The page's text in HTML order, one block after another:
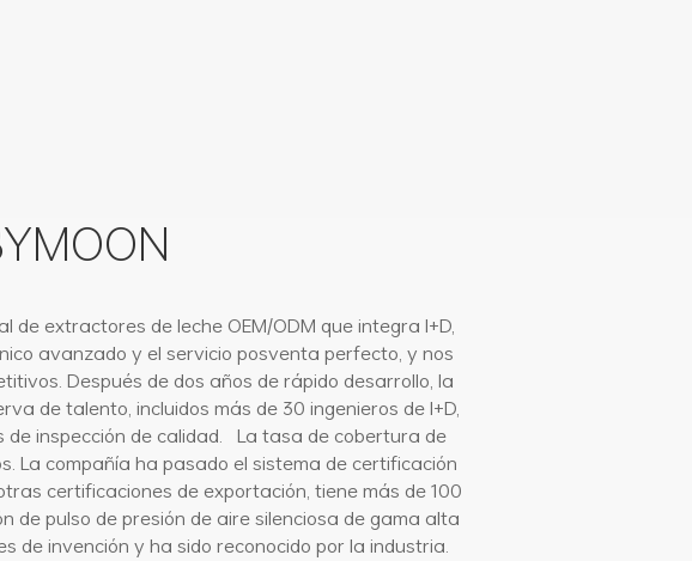
de extractores de leche OEM/ODM que integra I+D,
avanzado y el servicio posventa perfecto, y nos
Después de dos años de rápido desarrollo, la
de talento, incluidos más de 30 ingenieros de I+D,
de inspección de calidad. La tasa de cobertura de
La compañía ha pasado el sistema de certificación
certificaciones de exportación, tiene más de 100
pulso de presión de aire silenciosa de gama alta
de invención y ha sido reconocido por la industria.